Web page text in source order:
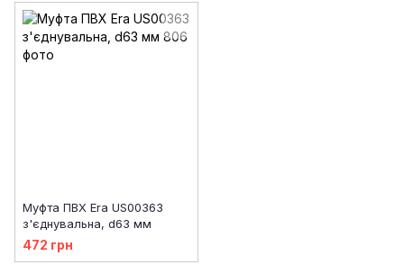
Муфта ПВХ Era US00363
з'єднувальна, d63 мм
472 грн